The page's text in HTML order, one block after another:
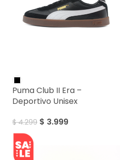
Puma Club II Era –
Deportivo Unisex
$4.299 $ 3.999